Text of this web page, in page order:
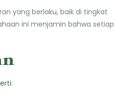
yang berlaku, baik di tingkat
ini menjamin bahwa setiap